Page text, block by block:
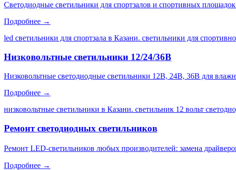
Светодиодные светильники для спортзалов и спортивных
Подробнее →
led светильники для спортзала в Казани. светильники для
Низковольтные светильники 12/24/36В
Низковольтные светодиодные светильники 12В, 24В, 36В для
Подробнее →
низковольтные светильники в Казани. светильник 12 вольт
Ремонт светодиодных светильников
Ремонт LED-светильников любых производителей: замена
Подробнее →